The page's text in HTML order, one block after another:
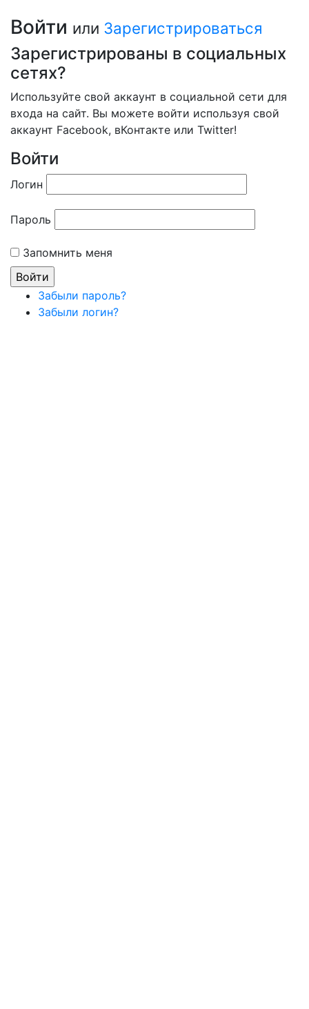
Войти или Зарегистрироваться
Зарегистрированы в социальных
сетях?
Используйте свой аккаунт в социальной сети для
входа на сайт. Вы можете войти используя свой
аккаунт Facebook, вКонтакте или Twitter!
Войти
Логин
Пароль
Запомнить меня
Забыли пароль?
Забыли логин?